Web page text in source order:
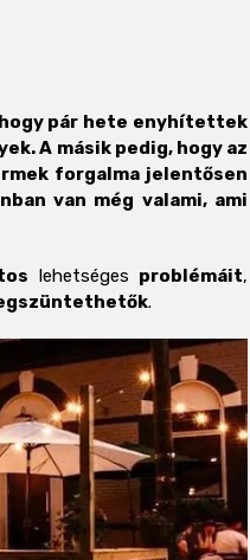
pár hete enyhítettek
A másik pedig, hogy az
forgalma jelentősen
van még valami, ami
lehetséges problémáit,
.